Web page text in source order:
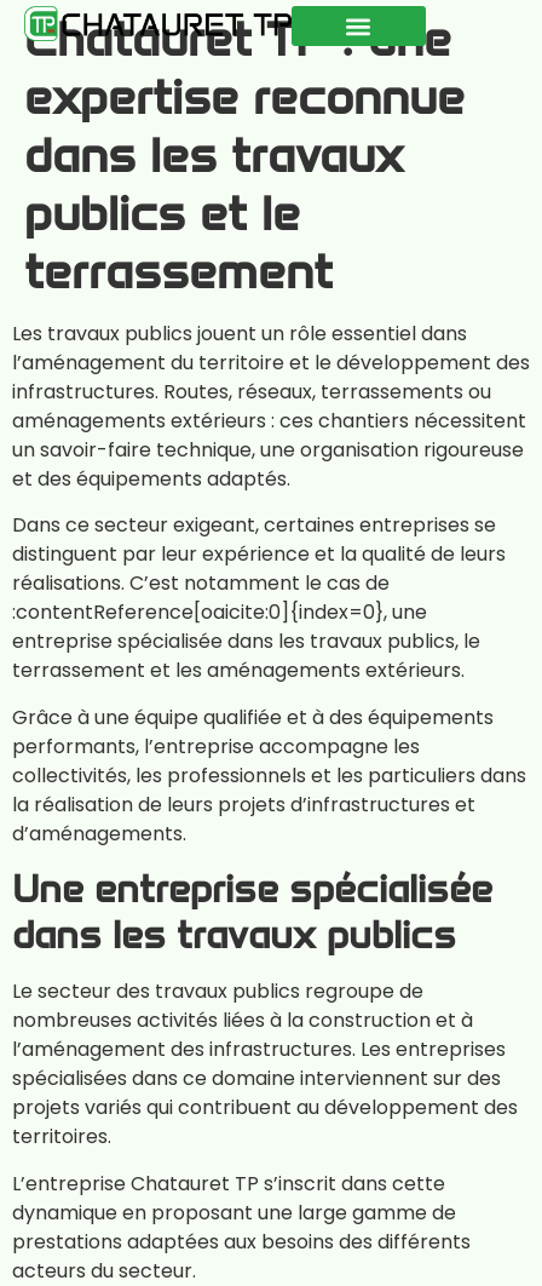
Chatauret TP : une
expertise reconnue
dans les travaux
publics et le
terrassement
Les travaux publics jouent un rôle essentiel dans
l’aménagement du territoire et le développement des
infrastructures. Routes, réseaux, terrassements ou
aménagements extérieurs : ces chantiers nécessitent
un savoir-faire technique, une organisation rigoureuse
et des équipements adaptés.
Dans ce secteur exigeant, certaines entreprises se
distinguent par leur expérience et la qualité de leurs
réalisations. C’est notamment le cas de
:contentReference[oaicite:0]{index=0}, une
entreprise spécialisée dans les travaux publics, le
terrassement et les aménagements extérieurs.
Grâce à une équipe qualifiée et à des équipements
performants, l’entreprise accompagne les
collectivités, les professionnels et les particuliers dans
la réalisation de leurs projets d’infrastructures et
d’aménagements.
Une entreprise spécialisée
dans les travaux publics
Le secteur des travaux publics regroupe de
nombreuses activités liées à la construction et à
l’aménagement des infrastructures. Les entreprises
spécialisées dans ce domaine interviennent sur des
projets variés qui contribuent au développement des
territoires.
L’entreprise Chatauret TP s’inscrit dans cette
dynamique en proposant une large gamme de
prestations adaptées aux besoins des différents
acteurs du secteur.